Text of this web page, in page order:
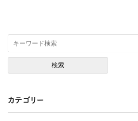
カテゴリー